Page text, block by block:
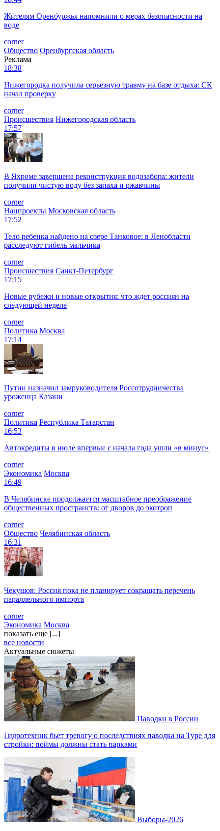
Жителям Оренбуржья напомнили о мерах безопасности на
воде
corner
Общество Оренбургская область
Реклама
18:38
Нижегородка получила серьезную травму на базе отдыха: СК
начал проверку
corner
Происшествия Нижегородская область
17:57
В Яхроме завершена реконструкция водозабора: жители
получили чистую воду без запаха и ржавчины
corner
Нацпроекты Московская область
17:52
Тело ребенка найдено на озере Танковое: в Ленобласти
расследуют гибель мальчика
corner
Происшествия Санкт-Петербург
17:15
Новые рубежи и новые открытия: что ждет россиян на
следующей неделе
corner
Политика Москва
17:14
Путин назначил замруководителя Россотрудничества
уроженца Казани
corner
Политика Республика Татарстан
16:53
Автокредиты в июле впервые с начала года ушли «в минус»
corner
Экономика Москва
16:49
В Челябинске продолжается масштабное преображение
общественных пространств: от дворов до экотроп
corner
Общество Челябинская область
16:31
Чекушов: Россия пока не планирует сокращать перечень
параллельного импорта
corner
Экономика Москва
показать еще [...]
все новости
Актуальные сюжеты
Паводки в России
Гидротехник бьет тревогу о последствиях паводка на Туре для
стройки: поймы должны стать парками
Выборы-2026